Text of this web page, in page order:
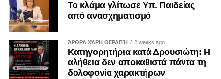
Το κλάμα γλίτωσε Υπ. Παιδείας
από ανασχηματισμό
ΆΡΘΡΑ ΧΆΡΗ ΘΕΡΑΠΉ 2 weeks ago
Κατηγορητήρια κατά Δρουσιώτη: Η
αλήθεια δεν αποκαθιστά πάντα τη
δολοφονία χαρακτήρων